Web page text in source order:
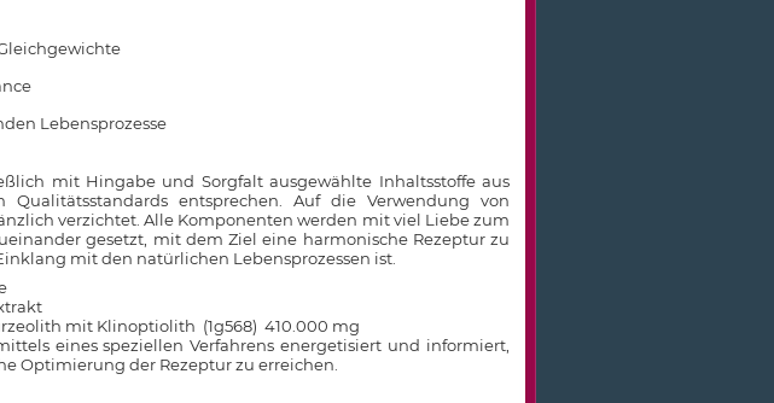
Lebensprozesse
mit Hingabe und Sorgfalt ausgewählte Inhaltsstoffe aus
entsprechen. Auf die Verwendung von
verzichtet. Alle Komponenten werden mit viel Liebe zum
gesetzt, mit dem Ziel eine harmonische Rezeptur zu
mit den natürlichen Lebensprozessen ist.
mit Klinoptiolith (1g568) 410.000 mg
eines speziellen Verfahrens energetisiert und informiert,
Optimierung der Rezeptur zu erreichen.